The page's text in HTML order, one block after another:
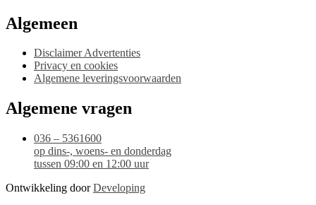
Algemeen
Disclaimer Advertenties
Privacy en cookies
Algemene leveringsvoorwaarden
Algemene vragen
036 – 5361600
op dins-, woens- en donderdag
tussen 09:00 en 12:00 uur
Ontwikkeling doorDeveloping